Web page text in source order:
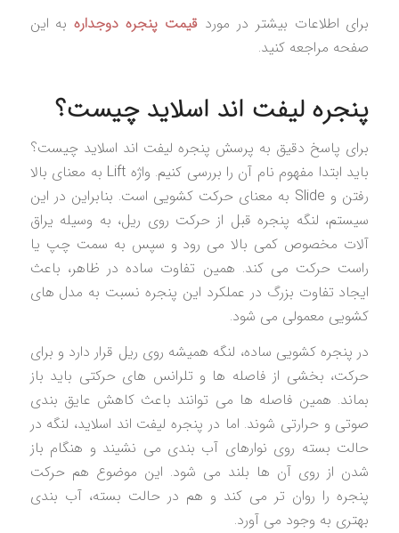
برای اطلاعات بیشتر در مورد قیمت پنجره دوجداره به این
صفحه مراجعه کنید.
پنجره لیفت اند اسلاید چیست؟
برای پاسخ دقیق به پرسش پنجره لیفت اند اسلاید چیست؟
باید ابتدا مفهوم نام آن را بررسی کنیم. واژه Lift به معنای بالا
رفتن و Slide به معنای حرکت کشویی است. بنابراین در این
سیستم، لنگه پنجره قبل از حرکت روی ریل، به وسیله یراق
آلات مخصوص کمی بالا می رود و سپس به سمت چپ یا
راست حرکت می کند. همین تفاوت ساده در ظاهر، باعث
ایجاد تفاوت بزرگ در عملکرد این پنجره نسبت به مدل های
کشویی معمولی می شود.
در پنجره کشویی ساده، لنگه همیشه روی ریل قرار دارد و برای
حرکت، بخشی از فاصله ها و تلرانس های حرکتی باید باز
بماند. همین فاصله ها می توانند باعث کاهش عایق بندی
صوتی و حرارتی شوند. اما در پنجره لیفت اند اسلاید، لنگه در
حالت بسته روی نوارهای آب بندی می نشیند و هنگام باز
شدن از روی آن ها بلند می شود. این موضوع هم حرکت
پنجره را روان تر می کند و هم در حالت بسته، آب بندی
بهتری به وجود می آورد.